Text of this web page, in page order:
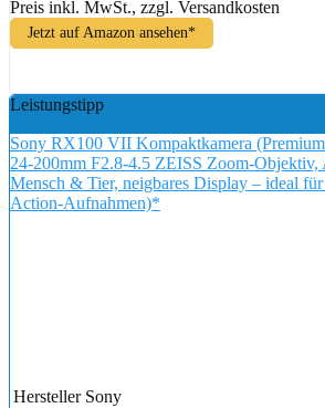
Preis inkl. MwSt., zzgl. Versandkosten
Jetzt auf Amazon ansehen*
Leistungstipp
Sony RX100 VII Kompaktkamera
24-200mm F2.8-4.5 ZEISS Zoom-
Mensch & Tier, neigbares Display – ideal
Action-Aufnahmen)*
Hersteller Sony